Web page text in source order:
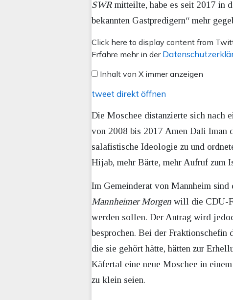
SWR mitteilte, habe es seit 2017 in
bekannten Gastpredigern“ mehr
Inhalt
von
anzeigen
Click here to display content from
Erfahre mehr in der
Inhalt von X immer anzeigen
tweet direkt öffnen
Die Moschee distanzierte sich nach
von 2008 bis 2017 Amen Dali Iman
salafistische Ideologie zu und
Hijab, mehr Bärte, mehr Aufruf zum
Im Gemeinderat von Mannheim
Mannheimer Morgen will die CDU-
werden sollen. Der Antrag wird
besprochen. Bei der Fraktionschefin
die sie gehört hätte, hätten zur
Käfertal eine neue Moschee in
zu klein seien.